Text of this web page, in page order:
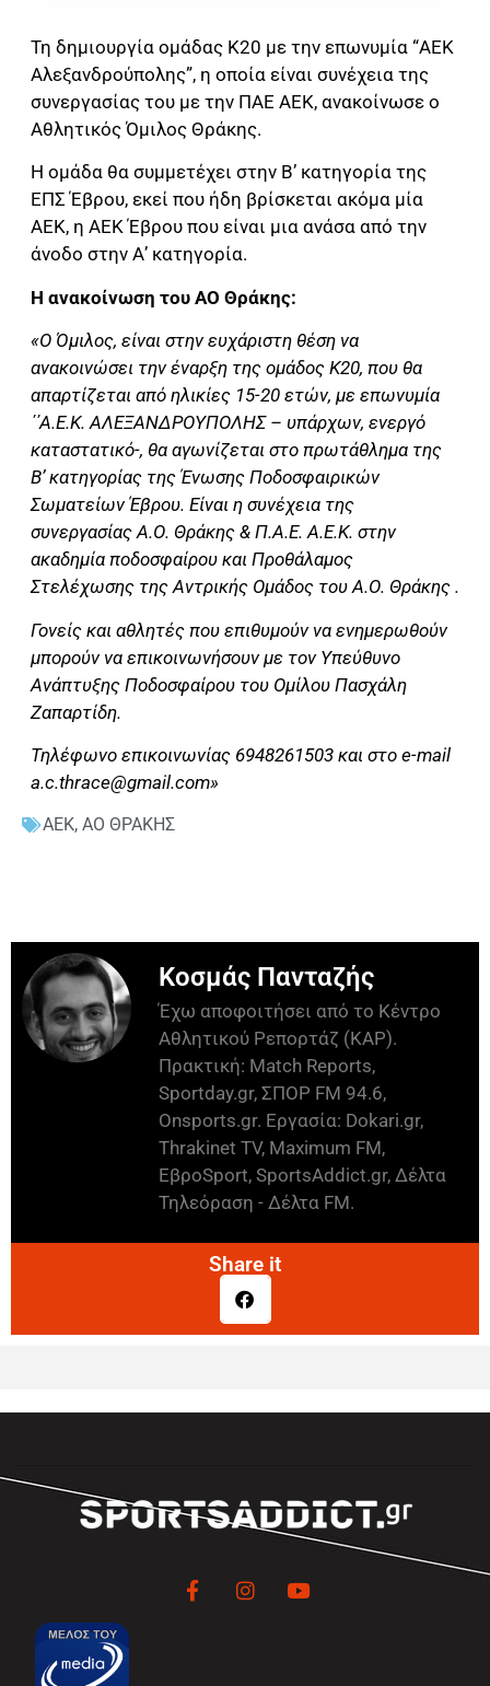
Τη δημιουργία ομάδας Κ20 με την επωνυμία “ΑΕΚ
Αλεξανδρούπολης”, η οποία είναι συνέχεια της
συνεργασίας του με την ΠΑΕ ΑΕΚ, ανακοίνωσε ο
Αθλητικός Όμιλος Θράκης.
Η ομάδα θα συμμετέχει στην Β’ κατηγορία της
ΕΠΣ Έβρου, εκεί που ήδη βρίσκεται ακόμα μία
ΑΕΚ, η ΑΕΚ Έβρου που είναι μια ανάσα από την
άνοδο στην Α’ κατηγορία.
Η ανακοίνωση του ΑΟ Θράκης:
«Ο Όμιλος, είναι στην ευχάριστη θέση να
ανακοινώσει την έναρξη της ομάδος Κ20, που θα
απαρτίζεται από ηλικίες 15-20 ετών, με επωνυμία
΄΄Α.Ε.Κ. ΑΛΕΞΑΝΔΡΟΥΠΟΛΗΣ – υπάρχων, ενεργό
καταστατικό-, θα αγωνίζεται στο πρωτάθλημα της
Β’ κατηγορίας της Ένωσης Ποδοσφαιρικών
Σωματείων Έβρου. Είναι η συνέχεια της
συνεργασίας Α.Ο. Θράκης & Π.Α.Ε. Α.Ε.Κ. στην
ακαδημία ποδοσφαίρου και Προθάλαμος
Στελέχωσης της Αντρικής Ομάδος του Α.Ο. Θράκης .
Γονείς και αθλητές που επιθυμούν να ενημερωθούν
μπορούν να επικοινωνήσουν με τον Υπεύθυνο
Ανάπτυξης Ποδοσφαίρου του Ομίλου Πασχάλη
Ζαπαρτίδη.
Τηλέφωνο επικοινωνίας 6948261503 και στο e-mail
a.c.thrace@gmail.com»
ΑΕΚ, ΑΟ ΘΡΑΚΗΣ
Κοσμάς Πανταζής
Έχω αποφοιτήσει από το Κέντρο
Αθλητικού Ρεπορτάζ (ΚΑΡ).
Πρακτική: Match Reports,
Sportday.gr, ΣΠΟΡ FM 94.6,
Onsports.gr. Εργασία: Dokari.gr,
Thrakinet TV, Maximum FM,
ΕβροSport, SportsAddict.gr, Δέλτα
Τηλεόραση - Δέλτα FM.
Share it